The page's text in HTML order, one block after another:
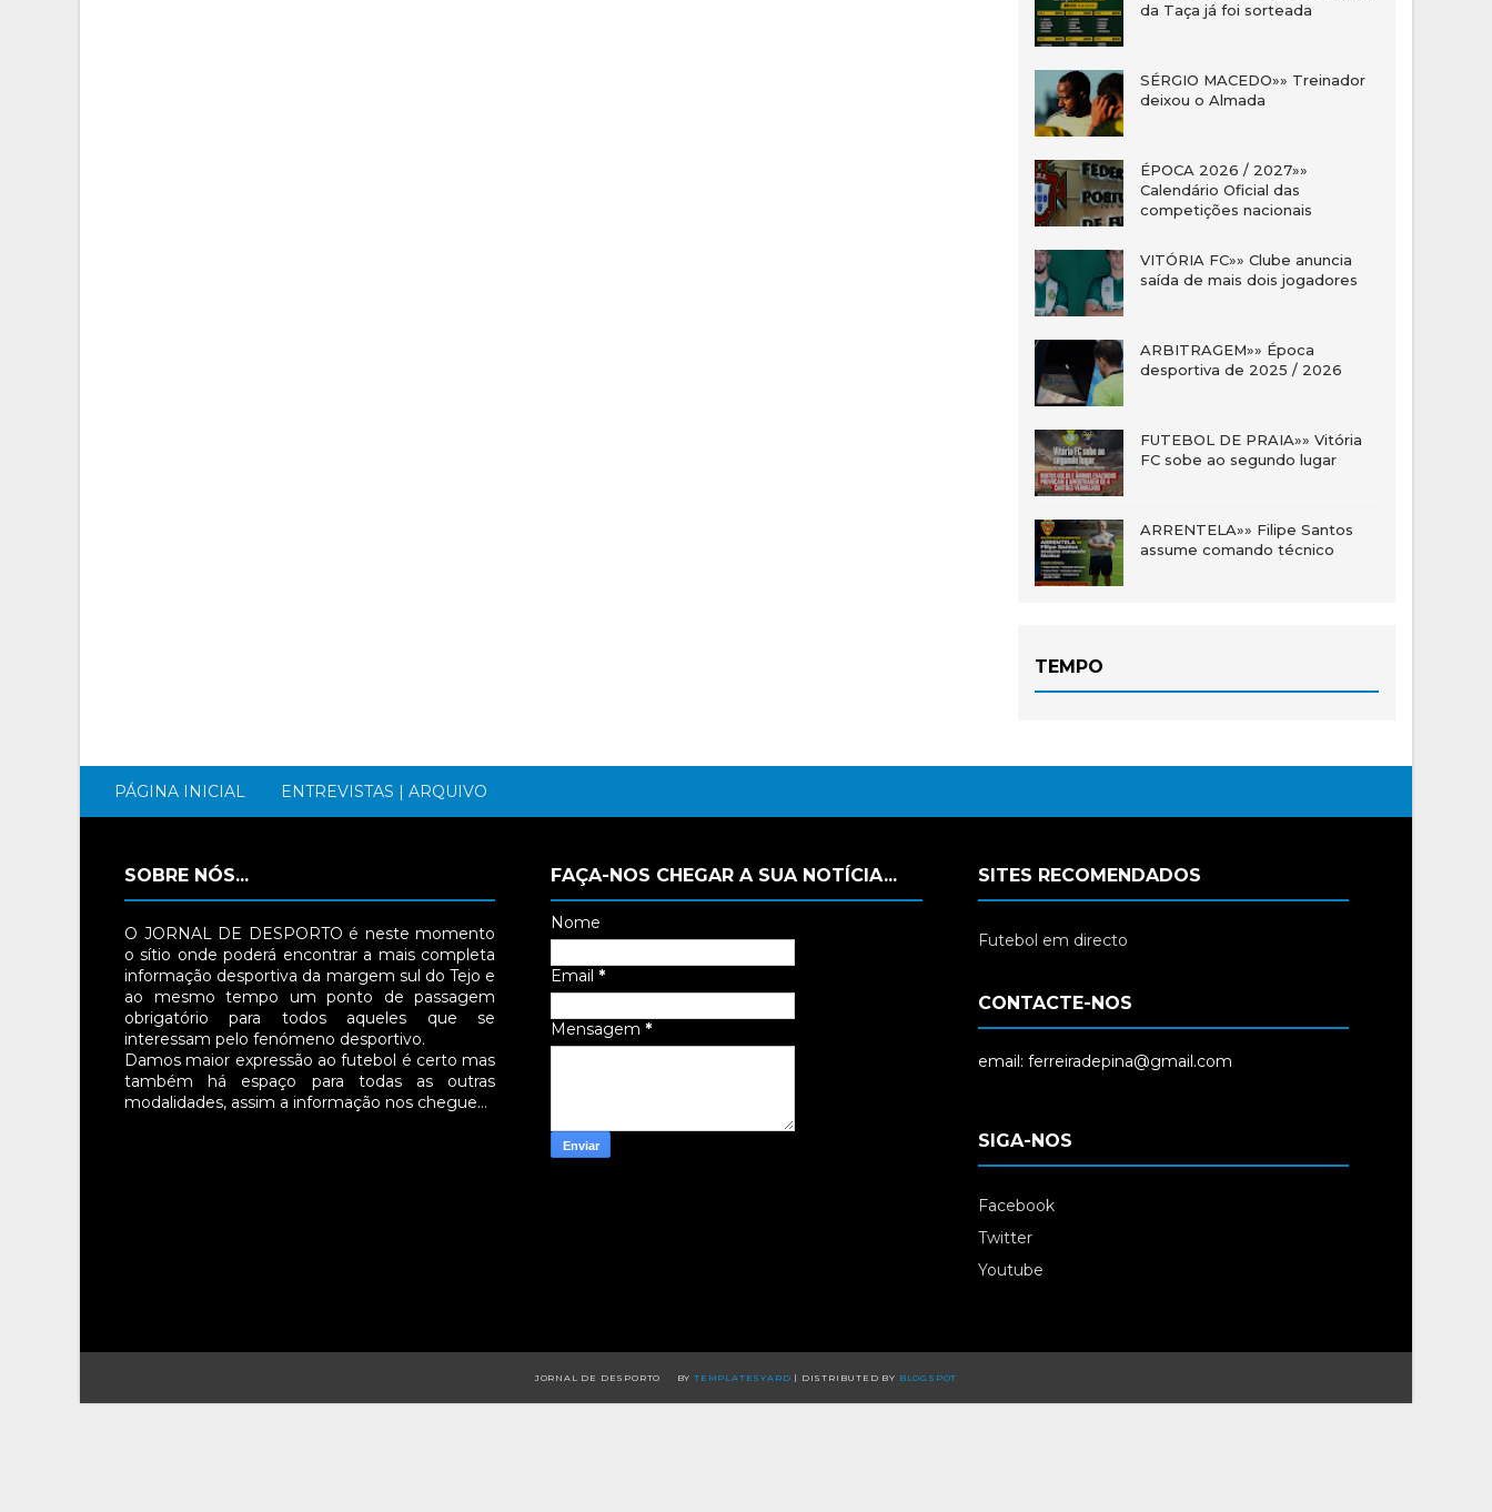
da Taça já foi sorteada
SÉRGIO MACEDO»» Treinador
deixou o Almada
ÉPOCA 2026 / 2027»»
Calendário Oficial das
competições nacionais
VITÓRIA FC»» Clube anuncia
saída de mais dois jogadores
ARBITRAGEM»» Época
desportiva de 2025 / 2026
FUTEBOL DE PRAIA»» Vitória
FC sobe ao segundo lugar
ARRENTELA»» Filipe Santos
assume comando técnico
TEMPO
PÁGINA INICIAL ENTREVISTAS | ARQUIVO
SOBRE NÓS...
O JORNAL DE DESPORTO é neste momento
o sítio onde poderá encontrar a mais completa
informação desportiva da margem sul do Tejo e
ao mesmo tempo um ponto de passagem
obrigatório para todos aqueles que se
interessam pelo fenómeno desportivo.
Damos maior expressão ao futebol é certo mas
também há espaço para todas as outras
modalidades, assim a informação nos chegue…
FAÇA-NOS CHEGAR A SUA NOTÍCIA...
Nome
Email *
Mensagem *
SITES RECOMENDADOS
Futebol em directo
CONTACTE-NOS
email: ferreiradepina@gmail.com
SIGA-NOS
Facebook
Twitter
Youtube
JORNAL DE DESPORTO BY TEMPLATESYARD | DISTRIBUTED BY BLOGSPOT